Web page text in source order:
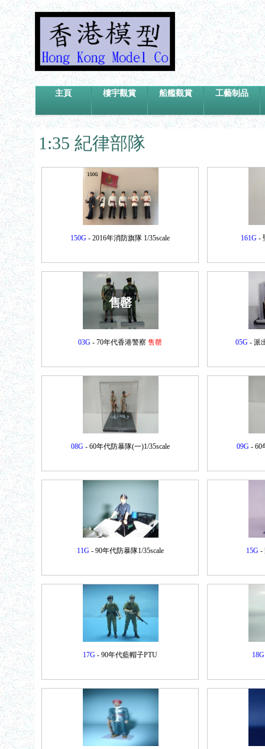
主頁 樓宇觀賞 船艦觀賞 工藝制品
1:35 紀律部隊
150G - 2016年消防旗隊 1/35scale 161G-
03G - 70年代香港警察 售罄
售罄
05G- 派
08G- 60年代防暴隊(一)1/35scale 09G- 60
11G- 90年代防暴隊1/35scale 15G-
17G - 90年代藍帽子PTU 18G